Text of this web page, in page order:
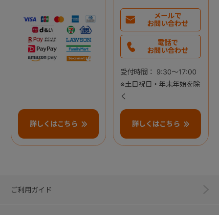
詳しくはこちら
メールで
お問い合わせ
電話で
お問い合わせ
受付時間： 9:30～17:00
※土日祝日・年末年始を除
く
詳しくはこちら
ご利用ガイド